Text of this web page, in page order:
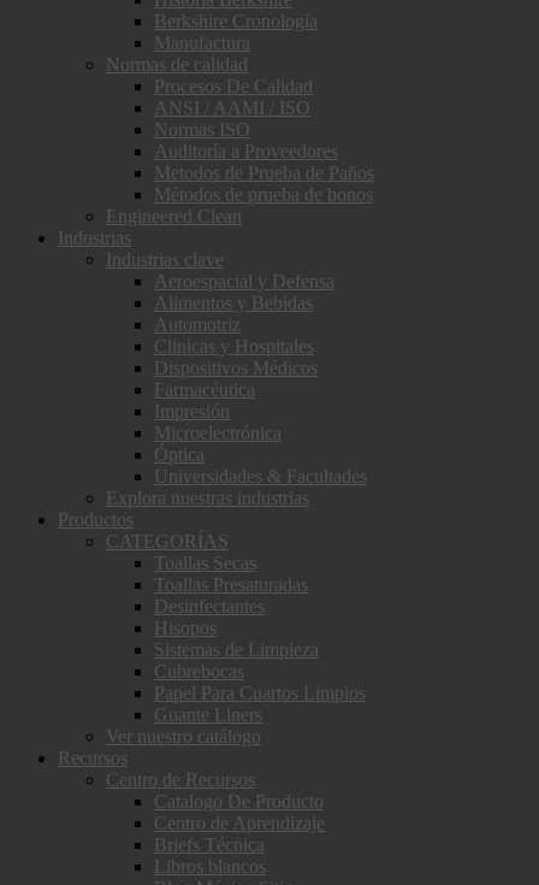
Berkshire Cronología
Manufactura
Normas de calidad
Procesos De Calidad
ANSI / AAMI / ISO
Normas ISO
Auditoría a Proveedores
Metodos de Prueba de Paños
Métodos de prueba de bonos
Engineered Clean
Industrias
Industrias clave
Aeroespacial y Defensa
Alimentos y Bebidas
Automotriz
Clinicas y Hospitales
Dispositivos Médicos
Farmacéutica
Impresión
Microelectrónica
Óptica
Universidades & Facultades
Explora nuestras industrias
Productos
CATEGORÍAS
Toallas Secas
Toallas Presaturadas
Desinfectantes
Hisopos
Sistemas de Limpieza
Cubrebocas
Papel Para Cuartos Limpios
Guante Liners
Ver nuestro catálogo
Recursos
Centro de Recursos
Catalogo De Producto
Centro de Aprendizaje
Briefs Técnica
Libros blancos